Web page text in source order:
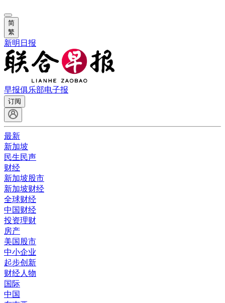
简
繁
新明日报
早报俱乐部电子报
订阅
最新
新加坡
民生民声
财经
新加坡股市
新加坡财经
全球财经
中国财经
投资理财
房产
美国股市
中小企业
起步创新
财经人物
国际
中国